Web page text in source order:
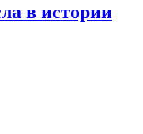
в истории